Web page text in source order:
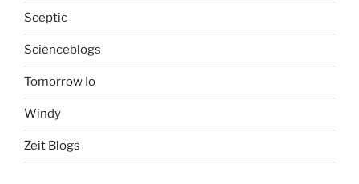
Sceptic
Scienceblogs
Tomorrow Io
Windy
Zeit Blogs